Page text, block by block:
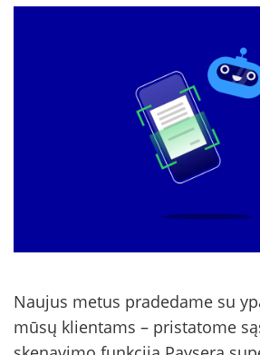
Naujus metus pradedame su
mūsų klientams – pristatome